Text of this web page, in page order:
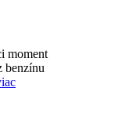
moment
benzínu